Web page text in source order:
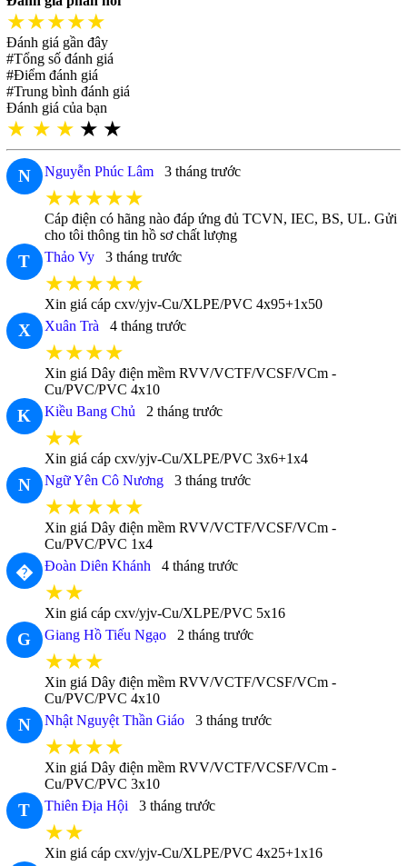
★★★★★
Đánh giá gần đây
#Tổng số đánh giá
#Điểm đánh giá
#Trung bình đánh giá
Đánh giá của bạn
★ ★ ★ ★ ★
N Nguyễn Phúc Lâm 3 tháng trước
★★★★★
Cáp điện có hãng nào đáp ứng đủ TCVN, IEC, BS, UL. Gửi
cho tôi thông tin hồ sơ chất lượng
T Thảo Vy 3 tháng trước
★★★★★
Xin giá cáp cxv/yjv-Cu/XLPE/PVC 4x95+1x50
X Xuân Trà 4 tháng trước
★★★★
Xin giá Dây điện mềm RVV/VCTF/VCSF/VCm -
Cu/PVC/PVC 4x10
K Kiều Bang Chủ 2 tháng trước
★★
Xin giá cáp cxv/yjv-Cu/XLPE/PVC 3x6+1x4
N Ngữ Yên Cô Nương 3 tháng trước
★★★★★
Xin giá Dây điện mềm RVV/VCTF/VCSF/VCm -
Cu/PVC/PVC 1x4
� Đoàn Diên Khánh 4 tháng trước
★★
Xin giá cáp cxv/yjv-Cu/XLPE/PVC 5x16
G Giang Hồ Tiếu Ngạo 2 tháng trước
★★★
Xin giá Dây điện mềm RVV/VCTF/VCSF/VCm -
Cu/PVC/PVC 4x10
N Nhật Nguyệt Thần Giáo 3 tháng trước
★★★★
Xin giá Dây điện mềm RVV/VCTF/VCSF/VCm -
Cu/PVC/PVC 3x10
T Thiên Địa Hội 3 tháng trước
★★
Xin giá cáp cxv/yjv-Cu/XLPE/PVC 4x25+1x16